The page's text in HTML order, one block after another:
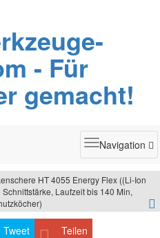
- Für
gemacht!
Toggle
Navigation
HT 4055 Energy Flex ((Li-Ion
Laufzeit bis 140 Min,
Tweet Teilen